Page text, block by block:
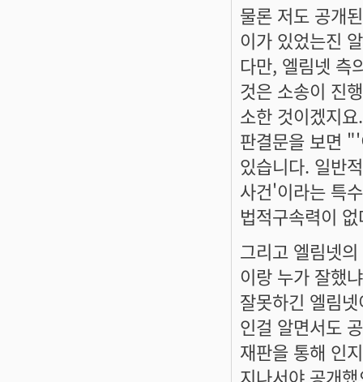
물론 저도 공개
이가 있었는진
다만, 엘림넷 측
것은 소송이 진
소한 것이겠지요.
판결문을 보면
있습니다. 일반
사건'이라는 특
법적구속력이
그리고 엘림넷
이랑 누가 잘했
잘못하긴 엘림
인걸 알면서도
재판을 통해 인
지나서야 공개